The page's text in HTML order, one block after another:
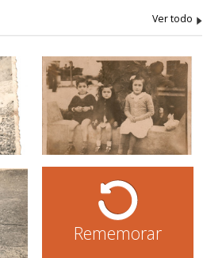
Rememorar